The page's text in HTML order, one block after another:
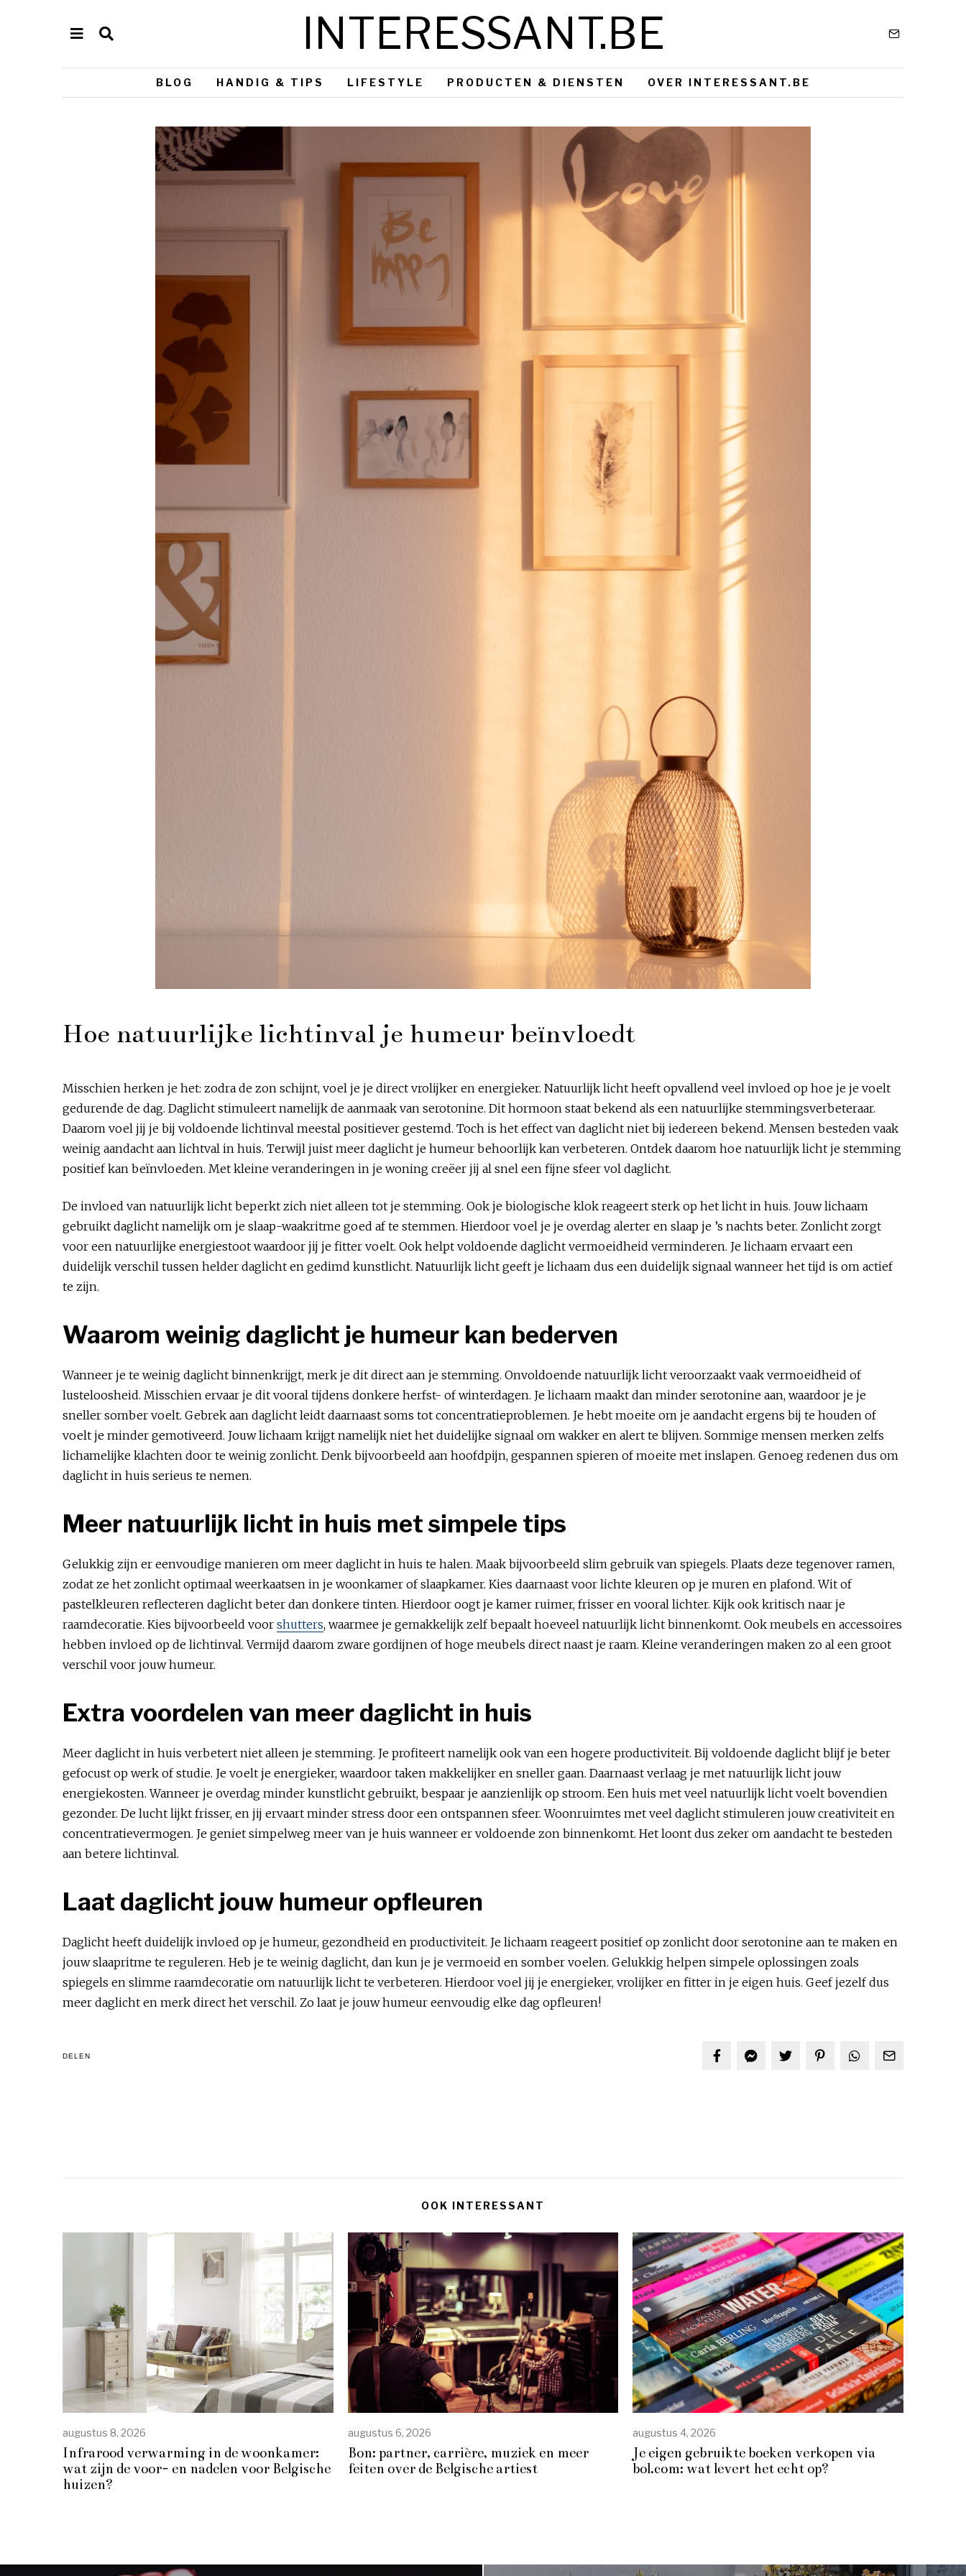
INTERESSANT.BE
BLOG HANDIG & TIPS LIFESTYLE PRODUCTEN & DIENSTEN OVER INTERESSANT.BE
Hoe natuurlijke lichtinval je humeur beïnvloedt
Misschien herken je het: zodra de zon schijnt, voel je je direct vrolijker en energieker. Natuurlijk licht heeft opvallend veel invloed op hoe je je voelt
gedurende de dag. Daglicht stimuleert namelijk de aanmaak van serotonine. Dit hormoon staat bekend als een natuurlijke stemmingsverbeteraar.
Daarom voel jij je bij voldoende lichtinval meestal positiever gestemd. Toch is het effect van daglicht niet bij iedereen bekend. Mensen besteden vaak
weinig aandacht aan lichtval in huis. Terwijl juist meer daglicht je humeur behoorlijk kan verbeteren. Ontdek daarom hoe natuurlijk licht je stemming
positief kan beïnvloeden. Met kleine veranderingen in je woning creëer jij al snel een fijne sfeer vol daglicht.
De invloed van natuurlijk licht beperkt zich niet alleen tot je stemming. Ook je biologische klok reageert sterk op het licht in huis. Jouw lichaam
gebruikt daglicht namelijk om je slaap-waakritme goed af te stemmen. Hierdoor voel je je overdag alerter en slaap je ’s nachts beter. Zonlicht zorgt
voor een natuurlijke energiestoot waardoor jij je fitter voelt. Ook helpt voldoende daglicht vermoeidheid verminderen. Je lichaam ervaart een
duidelijk verschil tussen helder daglicht en gedimd kunstlicht. Natuurlijk licht geeft je lichaam dus een duidelijk signaal wanneer het tijd is om actief
te zijn.
Waarom weinig daglicht je humeur kan bederven
Wanneer je te weinig daglicht binnenkrijgt, merk je dit direct aan je stemming. Onvoldoende natuurlijk licht veroorzaakt vaak vermoeidheid of
lusteloosheid. Misschien ervaar je dit vooral tijdens donkere herfst- of winterdagen. Je lichaam maakt dan minder serotonine aan, waardoor je je
sneller somber voelt. Gebrek aan daglicht leidt daarnaast soms tot concentratieproblemen. Je hebt moeite om je aandacht ergens bij te houden of
voelt je minder gemotiveerd. Jouw lichaam krijgt namelijk niet het duidelijke signaal om wakker en alert te blijven. Sommige mensen merken zelfs
lichamelijke klachten door te weinig zonlicht. Denk bijvoorbeeld aan hoofdpijn, gespannen spieren of moeite met inslapen. Genoeg redenen dus om
daglicht in huis serieus te nemen.
Meer natuurlijk licht in huis met simpele tips
Gelukkig zijn er eenvoudige manieren om meer daglicht in huis te halen. Maak bijvoorbeeld slim gebruik van spiegels. Plaats deze tegenover ramen,
zodat ze het zonlicht optimaal weerkaatsen in je woonkamer of slaapkamer. Kies daarnaast voor lichte kleuren op je muren en plafond. Wit of
pastelkleuren reflecteren daglicht beter dan donkere tinten. Hierdoor oogt je kamer ruimer, frisser en vooral lichter. Kijk ook kritisch naar je
raamdecoratie. Kies bijvoorbeeld voor shutters, waarmee je gemakkelijk zelf bepaalt hoeveel natuurlijk licht binnenkomt. Ook meubels en accessoires
hebben invloed op de lichtinval. Vermijd daarom zware gordijnen of hoge meubels direct naast je raam. Kleine veranderingen maken zo al een groot
verschil voor jouw humeur.
Extra voordelen van meer daglicht in huis
Meer daglicht in huis verbetert niet alleen je stemming. Je profiteert namelijk ook van een hogere productiviteit. Bij voldoende daglicht blijf je beter
gefocust op werk of studie. Je voelt je energieker, waardoor taken makkelijker en sneller gaan. Daarnaast verlaag je met natuurlijk licht jouw
energiekosten. Wanneer je overdag minder kunstlicht gebruikt, bespaar je aanzienlijk op stroom. Een huis met veel natuurlijk licht voelt bovendien
gezonder. De lucht lijkt frisser, en jij ervaart minder stress door een ontspannen sfeer. Woonruimtes met veel daglicht stimuleren jouw creativiteit en
concentratievermogen. Je geniet simpelweg meer van je huis wanneer er voldoende zon binnenkomt. Het loont dus zeker om aandacht te besteden
aan betere lichtinval.
Laat daglicht jouw humeur opfleuren
Daglicht heeft duidelijk invloed op je humeur, gezondheid en productiviteit. Je lichaam reageert positief op zonlicht door serotonine aan te maken en
jouw slaapritme te reguleren. Heb je te weinig daglicht, dan kun je je vermoeid en somber voelen. Gelukkig helpen simpele oplossingen zoals
spiegels en slimme raamdecoratie om natuurlijk licht te verbeteren. Hierdoor voel jij je energieker, vrolijker en fitter in je eigen huis. Geef jezelf dus
meer daglicht en merk direct het verschil. Zo laat je jouw humeur eenvoudig elke dag opfleuren!
DELEN
OOK INTERESSANT
augustus 8, 2026
Infrarood verwarming in de woonkamer:
wat zijn de voor- en nadelen voor Belgische
huizen?
augustus 6, 2026
Bon: partner, carrière, muziek en meer
feiten over de Belgische artiest
augustus 4, 2026
Je eigen gebruikte boeken verkopen via
bol.com: wat levert het echt op?